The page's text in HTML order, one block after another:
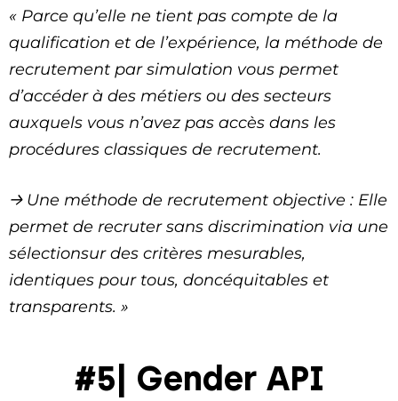
« Parce qu’elle ne tient pas compte de la
qualification et de l’expérience, la méthode de
recrutement par simulation vous permet
d’accéder à des métiers ou des secteurs
auxquels vous n’avez pas accès dans les
procédures classiques de recrutement.
→ Une méthode de recrutement objective : Elle
permet de recruter sans discrimination via une
sélectionsur des critères mesurables,
identiques pour tous, doncéquitables et
transparents. »
#5| Gender API